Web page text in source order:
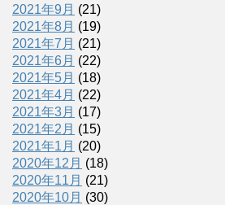
2021年9月 (21)
2021年8月 (19)
2021年7月 (21)
2021年6月 (22)
2021年5月 (18)
2021年4月 (22)
2021年3月 (17)
2021年2月 (15)
2021年1月 (20)
2020年12月 (18)
2020年11月 (21)
2020年10月 (30)